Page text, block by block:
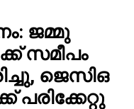
ജമ്മു
സമീപം
ജെ‌സി‌ഒ
പരിക്കേറ്റു